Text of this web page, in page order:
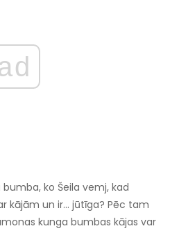
ko Šeila vemj, kad
kājām un ir… jūtīga? Pēc tam
kunga bumbas kājas var